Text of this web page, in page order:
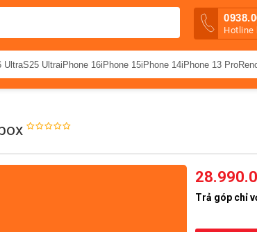
Hotline
UltraS25 UltraiPhone 16iPhone 15iPhone 14iPhone 13 Pro
Trả góp chỉ